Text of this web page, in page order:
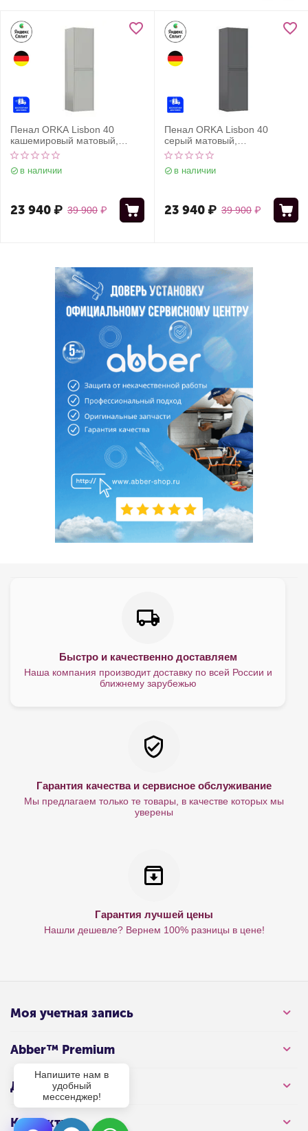
Пенал ORKA Lisbon 40
кашемировый матовый,
универсальный
в наличии
39 900 ₽
23 940₽
Пенал ORKA Lisbon 40
серый матовый,
универсальный
в наличии
39 900 ₽
23 940₽
Быстро и качественно доставляем
Наша компания производит доставку по всей России и
ближнему зарубежью
Гарантия качества и сервисное обслуживание
Мы предлагаем только те товары, в качестве которых мы
уверены
Гарантия лучшей цены
Нашли дешевле? Вернем 100% разницы в цене!
Моя учетная запись
Abber™ Premium
Для клиента
Контакты
Напишите нам в
удобный
мессенджер!